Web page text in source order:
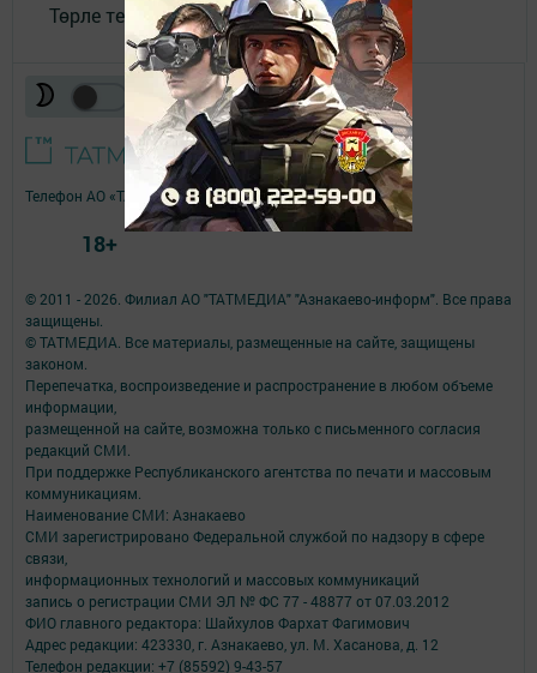
Төрле темалар
© 2011 - 2026. Филиал АО "ТАТМЕДИА" "Азнакаево-информ". Все права
защищены.
© ТАТМЕДИА. Все материалы, размещенные на сайте, защищены
законом.
Перепечатка, воспроизведение и распространение в любом объеме
информации,
размещенной на сайте, возможна только с письменного согласия
редакций СМИ.
При поддержке Республиканского агентства по печати и массовым
коммуникациям.
Наименование СМИ: Азнакаево
СМИ зарегистрировано Федеральной службой по надзору в сфере
связи,
информационных технологий и массовых коммуникаций
запись о регистрации СМИ ЭЛ № ФС 77 - 48877 от 07.03.2012
ФИО главного редактора: Шайхулов Фархат Фагимович
Адрес редакции: 423330, г. Азнакаево, ул. М. Хасанова, д. 12
Телефон редакции: +7 (85592) 9-43-57
Телефон АО «ТАТМЕДИА»:(843) 222 09 84
18+